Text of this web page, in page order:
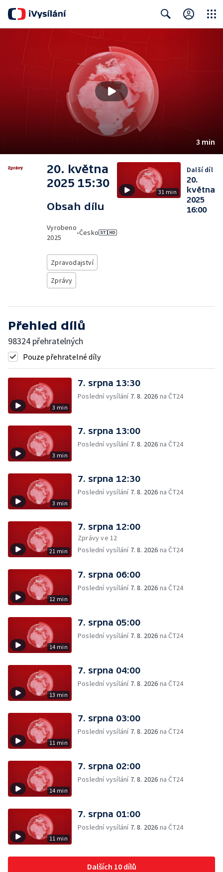
3 min
20. května
2025 15:30
Obsah dílu
Vyrobeno
2025
•Česko
Zpravodajství
Zprávy
31 min
Další díl
20.
května
2025
16:00
Přehled dílů
98324 přehratelných
Pouze přehratelné díly
3 min
7. srpna 13:30
Poslední vysílání 7. 8. 2026 na ČT24
3 min
7. srpna 13:00
Poslední vysílání 7. 8. 2026 na ČT24
3 min
7. srpna 12:30
Poslední vysílání 7. 8. 2026 na ČT24
21 min
7. srpna 12:00
Zprávy ve 12
Poslední vysílání 7. 8. 2026 na ČT24
12 min
7. srpna 06:00
Poslední vysílání 7. 8. 2026 na ČT24
14 min
7. srpna 05:00
Poslední vysílání 7. 8. 2026 na ČT24
13 min
7. srpna 04:00
Poslední vysílání 7. 8. 2026 na ČT24
11 min
7. srpna 03:00
Poslední vysílání 7. 8. 2026 na ČT24
14 min
7. srpna 02:00
Poslední vysílání 7. 8. 2026 na ČT24
11 min
7. srpna 01:00
Poslední vysílání 7. 8. 2026 na ČT24
Dalších 10 dílů